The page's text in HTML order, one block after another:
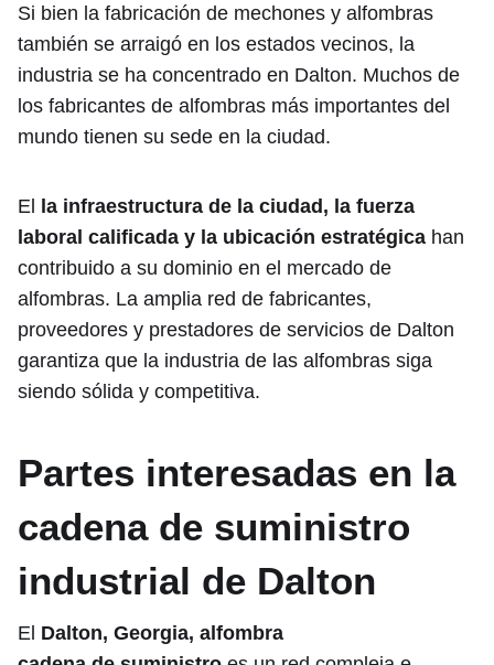
Si bien la fabricación de mechones y alfombras
también se arraigó en los estados vecinos, la
industria se ha concentrado en Dalton. Muchos de
los fabricantes de alfombras más importantes del
mundo tienen su sede en la ciudad.
El
la infraestructura de la ciudad, la fuerza
laboral calificada y la ubicación estratégica han
contribuido a su dominio en el mercado de
alfombras. La amplia red de fabricantes,
proveedores y prestadores de servicios de Dalton
garantiza que la industria de las alfombras siga
siendo sólida y competitiva.
Partes interesadas en la
cadena de suministro
industrial de Dalton
El Dalton, Georgia, alfombra